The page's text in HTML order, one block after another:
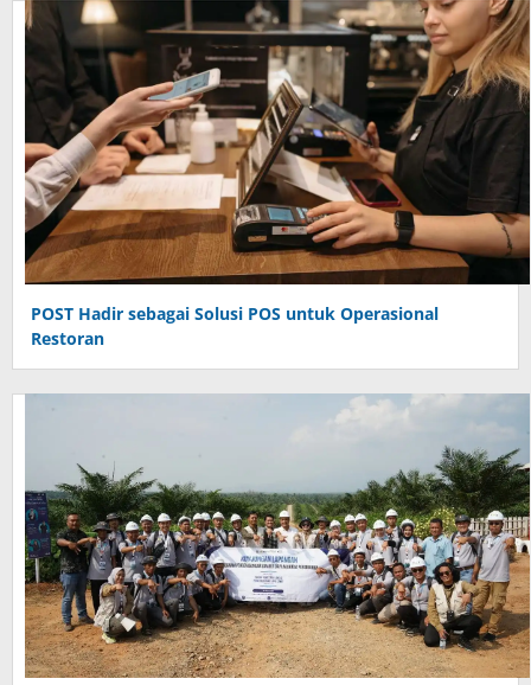
POST Hadir sebagai Solusi POS untuk Operasional
Restoran